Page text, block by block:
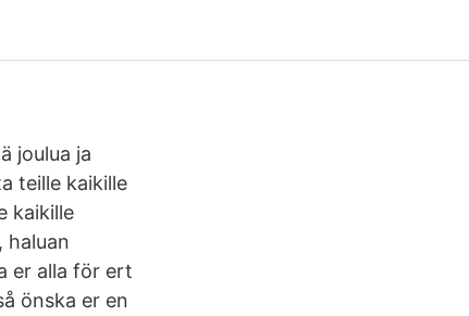
joulua ja
teille kaikille
kaikille
haluan
er alla för ert
önska er en